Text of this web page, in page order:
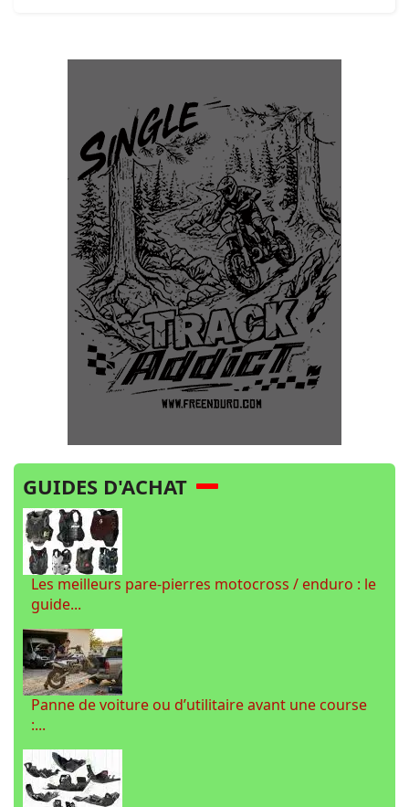
GUIDES D'ACHAT
Les meilleurs pare-pierres motocross / enduro : le
guide...
Panne de voiture ou d’utilitaire avant une course
:...